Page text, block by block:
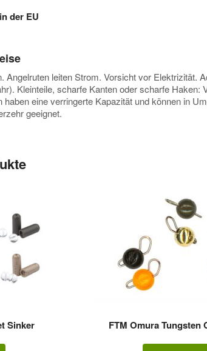
der EU
leiten Strom. Vorsicht vor Elektrizität.
Kleinteile, scharfe Kanten oder scharfe Haken:
eine verringerte Kapazität und können in
geeignet.
Sinker FTM Omura Tungsten